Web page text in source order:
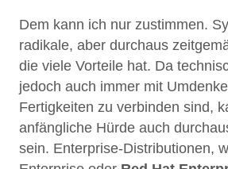
Dem kann ich nur zustimmen.
radikale, aber durchaus
die viele Vorteile hat. Da
jedoch auch immer mit
Fertigkeiten zu verbinden sind,
anfängliche Hürde auch
sein. Enterprise-Distributionen,